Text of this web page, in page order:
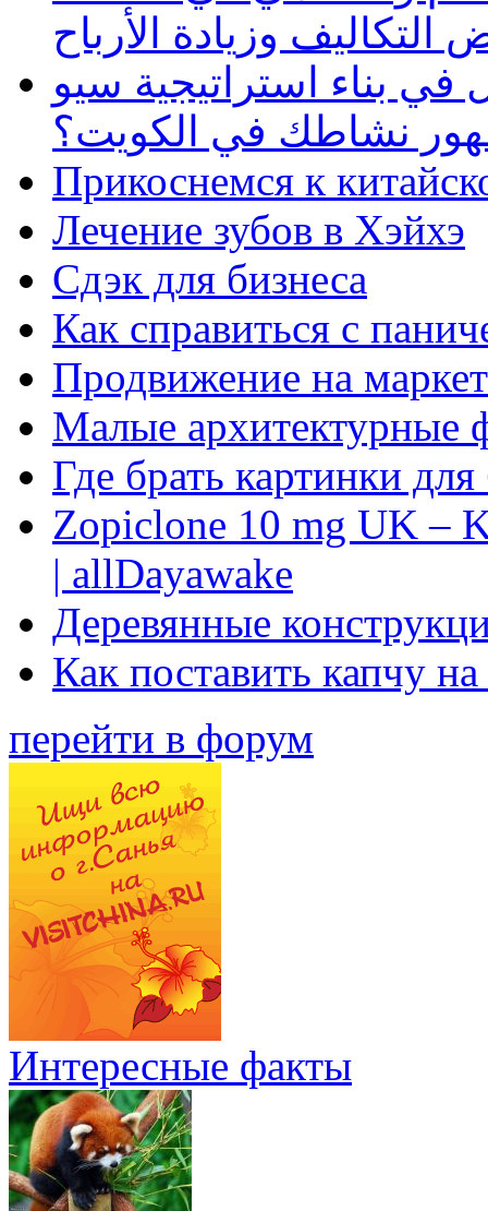
وزيادة الأرباح
بناء استراتيجية سيو
نشاطك في الكويت؟
Прикоснемся к
Лечение зубов в Хэйхэ
Сдэк для бизнеса
Как справиться с
Продвижение на
Малые архитектурные
Где брать картинки
Zopiclone 10 mg UK –
| allDayawake
Деревянные
Как поставить капчу
перейти в форум
Интересные факты